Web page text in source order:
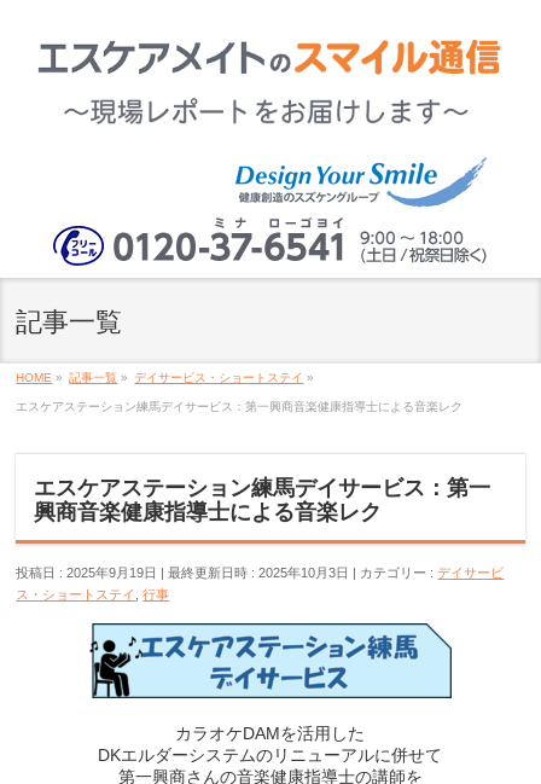
記事一覧
HOME » 記事一覧 » デイサービス・ショートステイ »
エスケアステーション練馬デイサービス：第一興商音楽健康指導士による音楽レク
エスケアステーション練馬デイサービス：第一
興商音楽健康指導士による音楽レク
投稿日 : 2025年9月19日 最終更新日時 : 2025年10月3日 カテゴリー :デイサービ
ス・ショートステイ
,行事
カラオケDAMを活用した
DKエルダーシステムのリニューアルに併せて
第一興商さんの音楽健康指導士の講師を